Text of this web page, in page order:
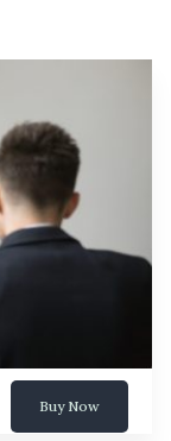
Buy Now